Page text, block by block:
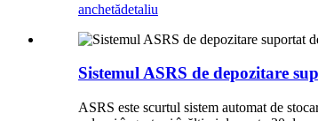
anchetădetaliu
Sistemul ASRS de depozitare
ASRS este scurtul sistem automat de